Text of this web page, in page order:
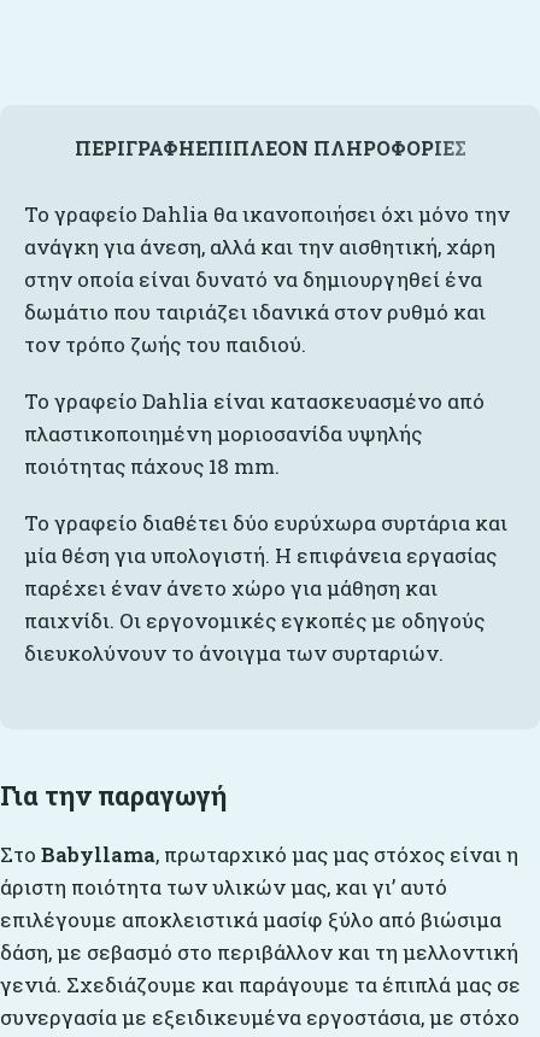
ΠΕΡΙΓΡΑΦΉΕΠΙΠΛΈΟΝ ΠΛΗΡΟΦΟΡΊΕΣ
Το γραφείο Dahlia θα ικανοποιήσει όχι μόνο την
ανάγκη για άνεση, αλλά και την αισθητική, χάρη
στην οποία είναι δυνατό να δημιουργηθεί ένα
δωμάτιο που ταιριάζει ιδανικά στον ρυθμό και
τον τρόπο ζωής του παιδιού.
Το γραφείο Dahlia είναι κατασκευασμένο από
πλαστικοποιημένη μοριοσανίδα υψηλής
ποιότητας πάχους 18 mm.
Το γραφείο διαθέτει δύο ευρύχωρα συρτάρια και
μία θέση για υπολογιστή. Η επιφάνεια εργασίας
παρέχει έναν άνετο χώρο για μάθηση και
παιχνίδι. Οι εργονομικές εγκοπές με οδηγούς
διευκολύνουν το άνοιγμα των συρταριών.
Για την παραγωγή
Στο Babyllama, πρωταρχικό μας μας στόχος είναι η
άριστη ποιότητα των υλικών μας, και γι’ αυτό
επιλέγουμε αποκλειστικά μασίφ ξύλο από βιώσιμα
δάση, με σεβασμό στο περιβάλλον και τη μελλοντική
γενιά. Σχεδιάζουμε και παράγουμε τα έπιπλά μας σε
συνεργασία με εξειδικευμένα εργοστάσια, με στόχο